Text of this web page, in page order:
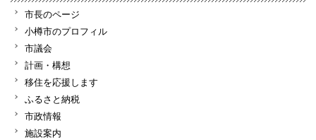
市長のページ
小樽市のプロフィル
市議会
計画・構想
移住を応援します
ふるさと納税
市政情報
施設案内